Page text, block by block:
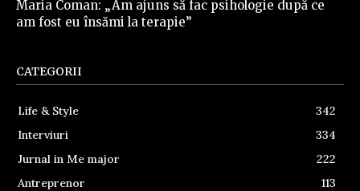
Maria Coman: „Am ajuns să fac psihologie după ce
am fost eu însămi la terapie”
CATEGORII
Life & Style
342
Interviuri
334
Jurnal in Me major
222
Antreprenor
113